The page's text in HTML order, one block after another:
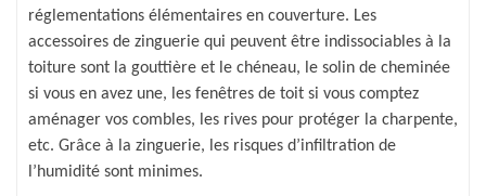
réglementations élémentaires en couverture. Les
accessoires de zinguerie qui peuvent être indissociables à la
toiture sont la gouttière et le chéneau, le solin de cheminée
si vous en avez une, les fenêtres de toit si vous comptez
aménager vos combles, les rives pour protéger la charpente,
etc. Grâce à la zinguerie, les risques d’infiltration de
l’humidité sont minimes.